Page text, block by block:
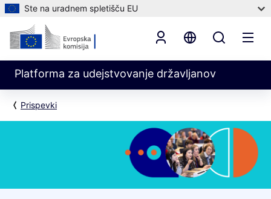
Ste na uradnem spletišču EU
Platforma za udejstvovanje državljanov
Prispevki